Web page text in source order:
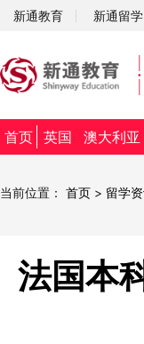
新通教育 新通留学
首页 英国 澳大利亚
当前位置： 首页 > 留学
法国本